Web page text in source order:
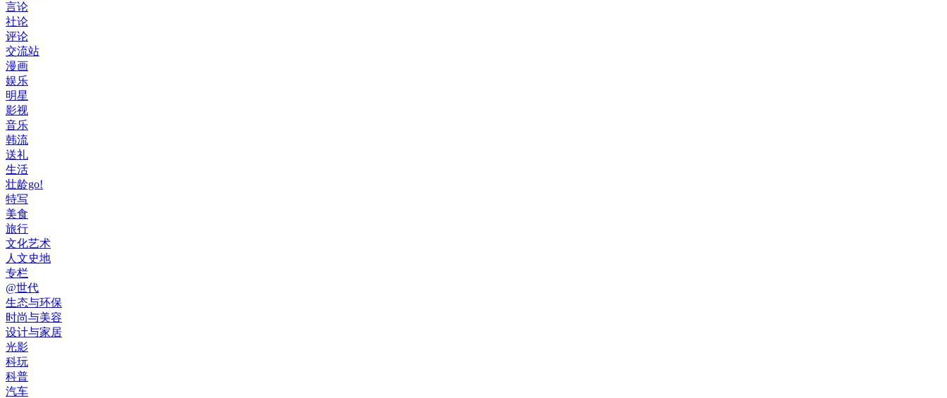
言论
社论
评论
交流站
漫画
娱乐
明星
影视
音乐
韩流
送礼
生活
壮龄go!
特写
美食
旅行
文化艺术
人文史地
专栏
@世代
生态与环保
时尚与美容
设计与家居
光影
科玩
科普
汽车